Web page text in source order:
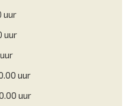
uur
uur
uur
uur